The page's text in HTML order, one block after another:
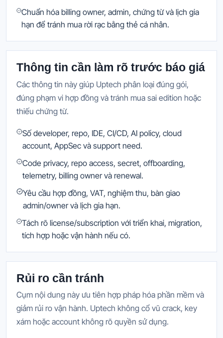
Chuẩn hóa billing owner, admin, chứng từ và lịch gia
hạn để tránh mua rời rạc bằng thẻ cá nhân.
Thông tin cần làm rõ trước báo giá
Các thông tin này giúp Uptech phân loại đúng gói,
đúng phạm vi hợp đồng và tránh mua sai edition hoặc
thiếu chứng từ.
Số developer, repo, IDE, CI/CD, AI policy, cloud
account, AppSec và support need.
Code privacy, repo access, secret, offboarding,
telemetry, billing owner và renewal.
Yêu cầu hợp đồng, VAT, nghiệm thu, bàn giao
admin/owner và lịch gia hạn.
Tách rõ license/subscription với triển khai, migration,
tích hợp hoặc vận hành nếu có.
Rủi ro cần tránh
Cụm nội dung này ưu tiên hợp pháp hóa phần mềm và
giảm rủi ro vận hành. Uptech không cổ vũ crack, key
xám hoặc account không rõ quyền sử dụng.